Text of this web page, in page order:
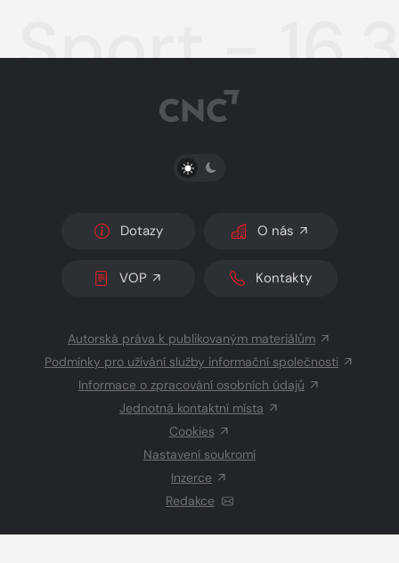
Sport -
PŘEPNOUT SVĚTLÝ/TMAVÝ REŽIM
Dotazy O nás
VOP Kontakty
Autorská práva k publikovaným materiálům
Podmínky pro užívání služby informační společnosti
Informace o zpracování osobních údajů
Jednotná kontaktní místa
Cookies
Nastavení soukromí
Inzerce
Redakce